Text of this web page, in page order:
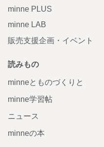
minne PLUS
minne LAB
販売支援企画・イベント
読みもの
minneとものづくりと
minne学習帖
ニュース
minneの本